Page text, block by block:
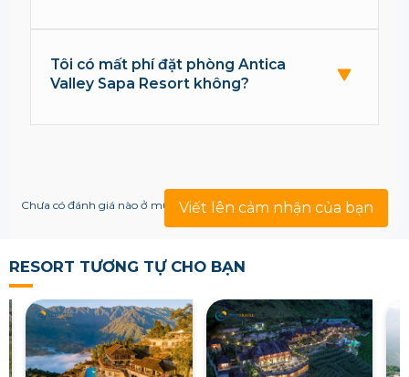
Tôi có mất phí đặt phòng Antica
Valley Sapa Resort không?
Viết lên cảm nhận của bạn
Chưa có đánh giá nào ở mục này!
RESORT TƯƠNG TỰ CHO BẠN